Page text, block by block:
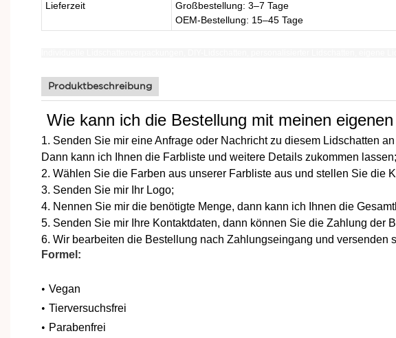
Lieferzeit
Großbestellung: 3–7 Tage
OEM-Bestellung: 15–45 Tage
Produktbeschreibung
Wie kann ich die Bestellung mit meinen
1. Senden Sie mir eine Anfrage oder Nachricht zu diesem Lidschatten an
Dann kann ich Ihnen die Farbliste und weitere Details zukommen lassen;
2. Wählen Sie die Farben aus unserer Farbliste aus und stellen Sie die
3. Senden Sie mir Ihr Logo;
4. Nennen Sie mir die benötigte Menge, dann kann ich Ihnen die
5. Senden Sie mir Ihre Kontaktdaten, dann können Sie die Zahlung der
6. Wir bearbeiten die Bestellung nach Zahlungseingang und versenden
Formel:
• Vegan
• Tierversuchsfrei
• Parabenfrei